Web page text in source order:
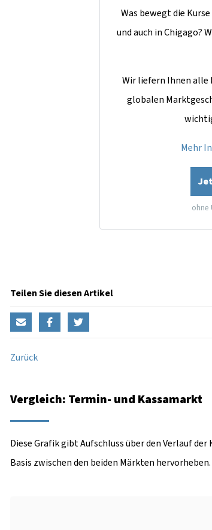
Was bewegt die
und auch in Chigago?
Wir liefern Ihnen
globalen
Mehr
Teilen Sie diesen Artikel
Zurück
Vergleich: Termin- und Kassamarkt
Diese Grafik gibt Aufschluss über den Verlauf
Basis zwischen den beiden Märkten hervorheben.